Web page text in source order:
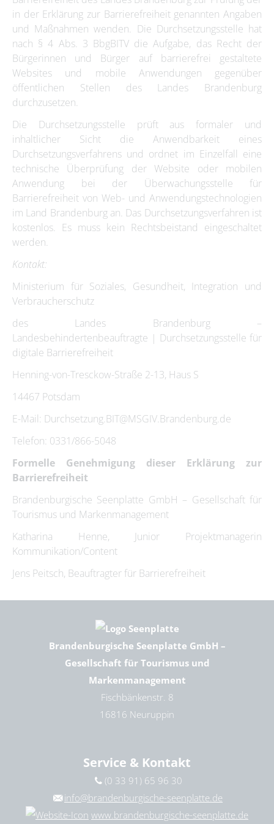
in der Erklärung zur Barrierefreiheit genannten Angaben
und Maßnahmen wenden. Die Durchsetzungsstelle hat
nach § 4 Abs. 3 BbgBITV die Aufgabe, das Recht der
Bürgerinnen und Bürger auf barrierefrei gestaltete
Websites und mobile Anwendungen gegenüber
öffentlichen Stellen des Landes Brandenburg
durchzusetzen.
Die Durchsetzungsstelle prüft aus formaler und
inhaltlicher Sicht die Anwendbarkeit eines
Durchsetzungsverfahrens und ordnet im Einzelfall eine
technische Überprüfung der Website oder mobilen
Anwendung bei der Überwachungsstelle für
Barrierefreiheit von Web- und Anwendungstechnologien
im Land Brandenburg an. Das Durchsetzungsverfahren ist
kostenlos. Es muss kein Rechtsbeistand eingeschaltet
werden.
Kontakt:
Ministerium für Soziales, Gesundheit, Integration und
Verbraucherschutz
des Landes Brandenburg –
Landesbehindertenbeauftragte | Durchsetzungsstelle für
digitale Barrierefreiheit
Henning-von-Tresckow-Straße 2-13, Haus S
14467 Potsdam
E-Mail: Durchsetzung.BIT@MSGIV.Brandenburg.de
Telefon: 0331/866-5048
Formelle Genehmigung dieser Erklärung zur
Barrierefreiheit
Brandenburgische Seenplatte GmbH – Gesellschaft für
Tourismus und Markenmanagement
Katharina Henne, Junior Projektmanagerin
Kommunikation/Content
Jens Peitsch, Beauftragter für Barrierefreiheit
Brandenburgische Seenplatte GmbH –
Gesellschaft für Tourismus und
Markenmanagement
Fischbänkenstr. 8
16816 Neuruppin
Service & Kontakt
(0 33 91) 65 96 30
info@brandenburgische-seenplatte.de
www.brandenburgische-seenplatte.de